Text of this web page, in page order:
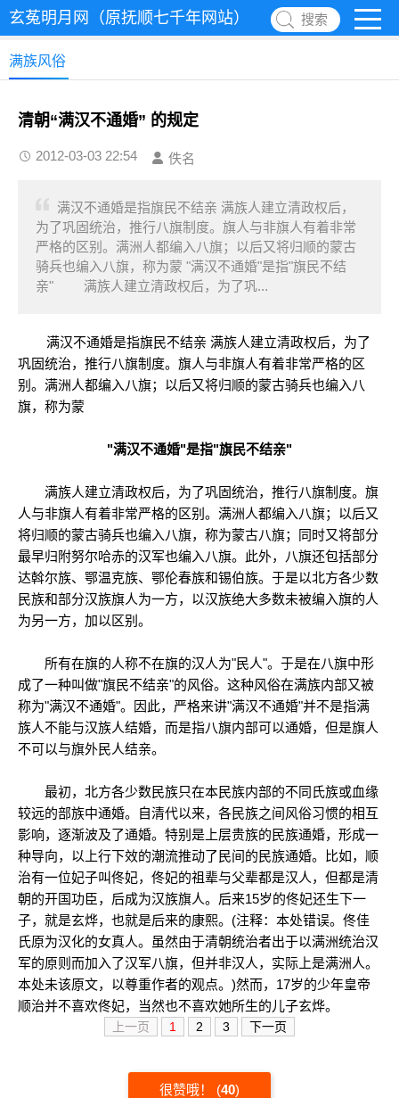
玄菟明月网（原抚顺七千年网站） 搜索
满族风俗
清朝“满汉不通婚” 的规定
2012-03-03 22:54 佚名
满汉不通婚是指旗民不结亲 满族人建立清政权后，
为了巩固统治，推行八旗制度。旗人与非旗人有着非常
严格的区别。满洲人都编入八旗；以后又将归顺的蒙古
骑兵也编入八旗，称为蒙 "满汉不通婚"是指"旗民不结
亲" 满族人建立清政权后，为了巩...
满汉不通婚是指旗民不结亲 满族人建立清政权后，为了
巩固统治，推行八旗制度。旗人与非旗人有着非常严格的区
别。满洲人都编入八旗；以后又将归顺的蒙古骑兵也编入八
旗，称为蒙
"满汉不通婚"是指"旗民不结亲"
满族人建立清政权后，为了巩固统治，推行八旗制度。旗
人与非旗人有着非常严格的区别。满洲人都编入八旗；以后又
将归顺的蒙古骑兵也编入八旗，称为蒙古八旗；同时又将部分
最早归附努尔哈赤的汉军也编入八旗。此外，八旗还包括部分
达斡尔族、鄂温克族、鄂伦春族和锡伯族。于是以北方各少数
民族和部分汉族旗人为一方，以汉族绝大多数未被编入旗的人
为另一方，加以区别。
所有在旗的人称不在旗的汉人为"民人"。于是在八旗中形
成了一种叫做"旗民不结亲"的风俗。这种风俗在满族内部又被
称为"满汉不通婚"。因此，严格来讲"满汉不通婚"并不是指满
族人不能与汉族人结婚，而是指八旗内部可以通婚，但是旗人
不可以与旗外民人结亲。
最初，北方各少数民族只在本民族内部的不同氏族或血缘
较远的部族中通婚。自清代以来，各民族之间风俗习惯的相互
影响，逐渐波及了通婚。特别是上层贵族的民族通婚，形成一
种导向，以上行下效的潮流推动了民间的民族通婚。比如，顺
治有一位妃子叫佟妃，佟妃的祖辈与父辈都是汉人，但都是清
朝的开国功臣，后成为汉族旗人。后来15岁的佟妃还生下一
子，就是玄烨，也就是后来的康熙。(注释：本处错误。佟佳
氏原为汉化的女真人。虽然由于清朝统治者出于以满洲统治汉
军的原则而加入了汉军八旗，但并非汉人，实际上是满洲人。
本处未该原文，以尊重作者的观点。)然而，17岁的少年皇帝
顺治并不喜欢佟妃，当然也不喜欢她所生的儿子玄烨。
上一页 1 2 3 下一页
很赞哦！ (40)